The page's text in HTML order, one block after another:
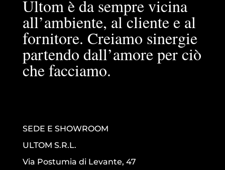
Ultom è da sempre vicina
all’ambiente, al cliente e al
fornitore. Creiamo sinergie
partendo dall’amore per ciò
che facciamo.
SEDE E SHOWROOM
ULTOM S.R.L.
Via Postumia di Levante, 47